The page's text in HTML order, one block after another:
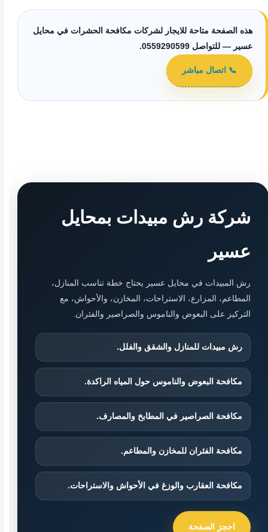
هذه الصفحة متاحة للايجار لشركات مكافحة الحشرات في محايل
عسير — للتواصل 0559290599.
📞 اتصال مباشر
شركة رش مبيدات بمحايل
عسير
رش المبيدات في محايل عسير يحتاج خطة تناسب المنازل،
المطاعم، المزارع، الاستراحات، المخازن، والأحواش، مع
التركيز على البعوض والناموس والصراصير والفئران.
رش مبيدات للمنازل والشقق والفلل.
مكافحة البعوض والناموس حول المياه الراكدة.
مكافحة الصراصير في المطابخ والمصارف.
مكافحة الفئران للمخازن والمطاعم.
مكافحة العقارب والوزغ في الأحواش والاستراحات.
احجز الصفحة